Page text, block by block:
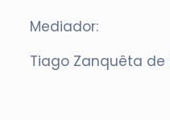
Mediador:
Tiago Zanquêta de